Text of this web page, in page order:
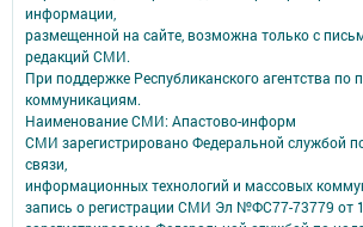
информации,
размещенной на сайте, возможна только с
редакций СМИ.
При поддержке Республиканского агентства по
коммуникациям.
Наименование СМИ: Апастово-информ
СМИ зарегистрировано Федеральной службой
связи,
информационных технологий и массовых
запись о регистрации СМИ Эл №ФС77-73779 от